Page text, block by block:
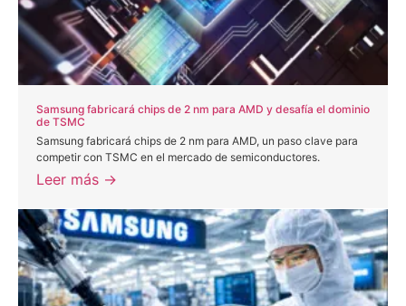
Samsung fabricará chips de 2 nm para AMD y desafía el dominio
de TSMC
Samsung fabricará chips de 2 nm para AMD, un paso clave para
competir con TSMC en el mercado de semiconductores.
Leer más →